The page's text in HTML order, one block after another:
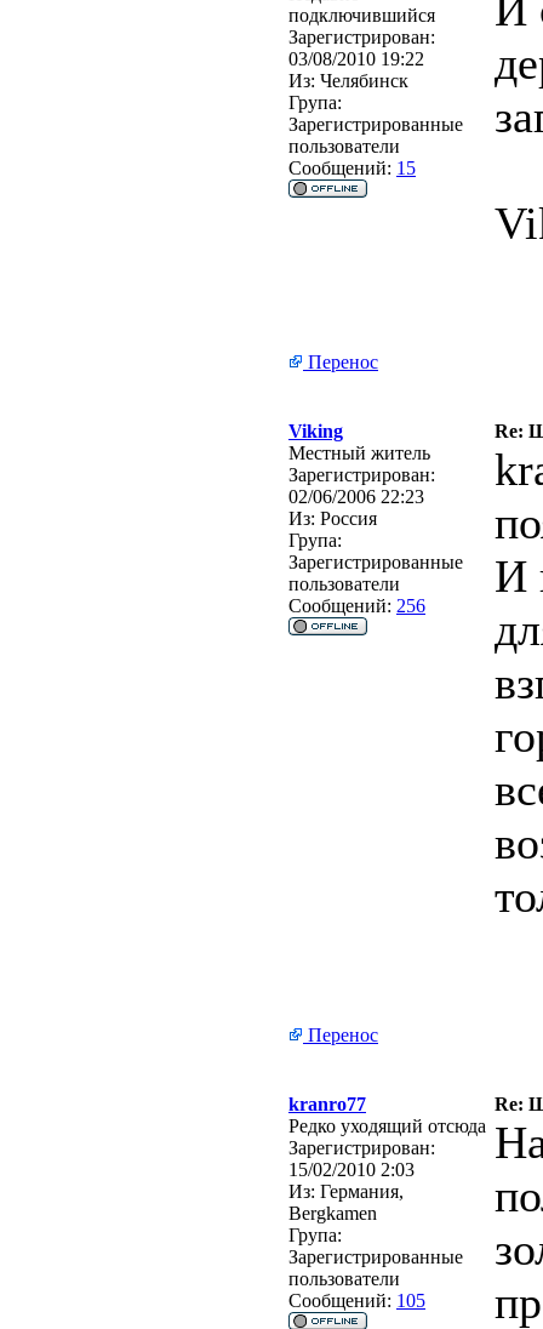
подключившийся
Зарегистрирован:
03/08/2010 19:22
Из: Челябинск
Група:
Зарегистрированные
пользователи
Сообщений: 15
Перенос
Viking
Re:
Местный житель
Зарегистрирован:
02/06/2006 22:23
Из: Россия
Група:
Зарегистрированные
пользователи
Сообщений: 256
И
Перенос
kranro77
Re:
Редко уходящий отсюда
Зарегистрирован:
15/02/2010 2:03
Из: Германия,
Bergkamen
Група:
Зарегистрированные
пользователи
Сообщений: 105